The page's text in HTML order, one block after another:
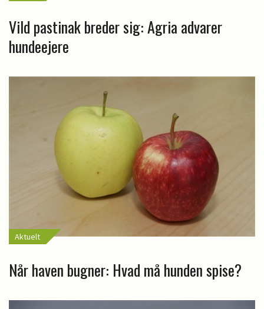
Vild pastinak breder sig: Agria advarer
hundeejere
Aktuelt
Når haven bugner: Hvad må hunden spise?